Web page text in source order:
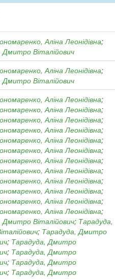
Аліна Леонідівна;
Дмитро Віталійович
Аліна Леонідівна;
Дмитро Віталійович
Аліна Леонідівна;
Аліна Леонідівна;
Аліна Леонідівна;
Аліна Леонідівна;
Аліна Леонідівна;
Аліна Леонідівна;
Аліна Леонідівна;
Аліна Леонідівна;
Аліна Леонідівна;
Аліна Леонідівна;
Аліна Леонідівна;
Аліна Леонідівна;
Дмитро Віталійович; Тарадуда,
; Тарадуда, Дмитро
; Тарадуда, Дмитро
; Тарадуда, Дмитро
; Тарадуда, Дмитро
; Тарадуда, Дмитро